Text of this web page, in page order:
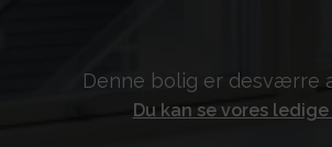
Denne bolig er desværre
Du kan se vores